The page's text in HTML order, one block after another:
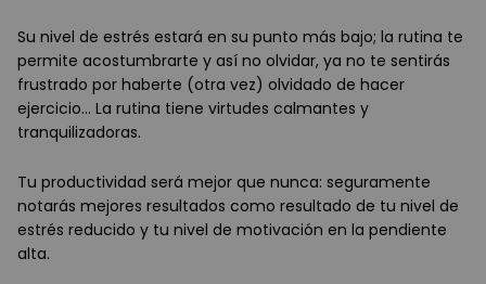
Su nivel de estrés estará en su punto más bajo; la rutina te
permite acostumbrarte y así no olvidar, ya no te sentirás
frustrado por haberte (otra vez) olvidado de hacer
ejercicio... La rutina tiene virtudes calmantes y
tranquilizadoras.
Tu productividad será mejor que nunca: seguramente
notarás mejores resultados como resultado de tu nivel de
estrés reducido y tu nivel de motivación en la pendiente
alta.